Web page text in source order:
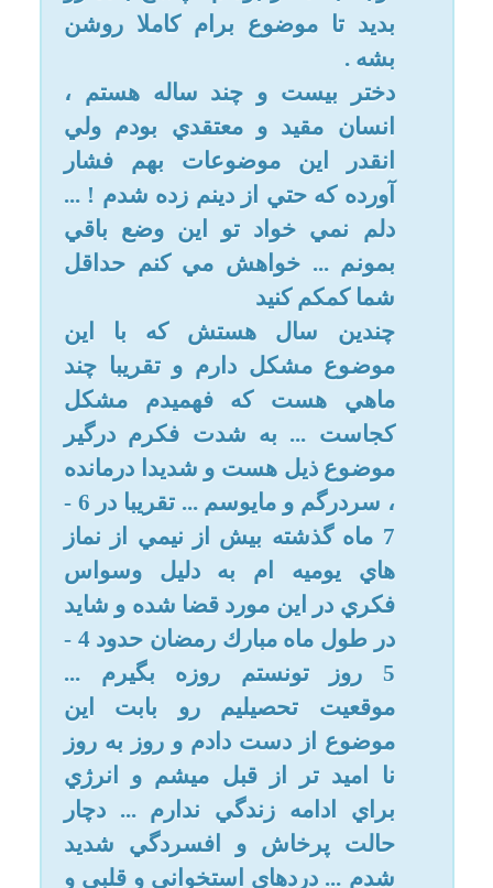
هاي يوميه ام به دليل وسواس
فكري در اين مورد قضا شده و شايد
5 روز تونستم روزه بگيرم ...
موقعيت تحصيليم رو بابت اين
موضوع از دست دادم و روز به روز
نا اميد تر از قبل ميشم و انرژي
براي ادامه زندگي ندارم ... دچار
حالت پرخاش و افسردگي شديد
شدم ... دردهاي استخواني و قلبي و
معده به صورت عصبي پيدا كردم و
روز به روز به شدت اين دردها داره
اضافه گويي ها براي اينه كه
موقعيت خاص من رو به طور كامل
بدونيد و آگاه باشيد شايد بازگشت به
راه يكي از بندگان خدا در دستان
شماست ... مي دونم ممكنه فكر
كنيد خيلي خودخواهانه صحبت كردم
ولي شرايطم اين حالت رو ايجاب
كرده ، هيچ كس تا به حال به اهميت
خاص اين موضوع براي من دقت
نكرده و خيلي راحت از كنارش رد
شده و متاسفانه اكثر مشاورين
ديني به كميت پاسخگويي به سوالا
ت توجه دارن تا به كيفيت و رفع
كامل مانع براي حتي شده يكي از
بندگان خدا ! ) ... تا به حال چندين و
چند بار در اين مورد جستجو كردم و
چون در اين مورد خيلي شرم دارم
متاسفانه نمي تونم رو در رو و واضح
از كسي در اين مورد سوال بپرسم
... پس خواهش مي كنم در اين باب
كمكم كنيد ، خيلي خسته ام ...
1- درصورتي كه هنگام مطالعه رمان
هاي عاشقانه و معمولي ، نه ناجور و
خاص ! و اون هم در قسمت هاي
معمولي رمانتيك رطوبتي از بدن
خانومي خارج بشه ، اين موضوع